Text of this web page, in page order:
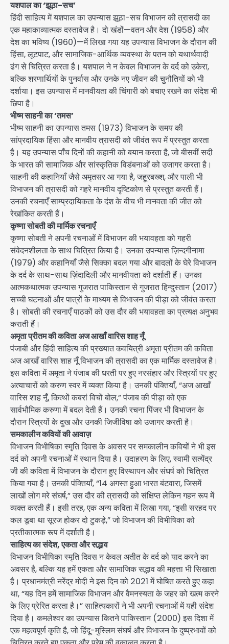
यशपाल का ‘झूठा-सच’
हिंदी साहित्य में यशपाल का उपन्यास झूठा-सच विभाजन की त्रासदी का
एक महाकाव्यात्मक दस्तावेज है। दो खंडों—वतन और देश (1958) और
देश का भविष्य (1960)—में लिखा गया यह उपन्यास विभाजन के दौरान की
हिंसा, लूटपाट, और सामाजिक-आर्थिक व्यवस्था के पतन को यथार्थवादी
ढंग से चित्रित करता है। यशपाल ने न केवल विभाजन के दर्द को उकेरा,
बल्कि शरणार्थियों के पुनर्वास और उनके नए जीवन की चुनौतियों को भी
दर्शाया। इस उपन्यास में मानवीयता की चिंगारी को बचाए रखने का संदेश भी
छिपा है।
भीष्म साहनी का ‘तमस’
भीष्म साहनी का उपन्यास तमस (1973) विभाजन के समय की
सांप्रदायिक हिंसा और मानवीय त्रासदी को जीवंत रूप में प्रस्तुत करता
है। यह उपन्यास पाँच दिनों की कहानी को बयान करता है, जो बीसवीं सदी
के भारत की सामाजिक और सांस्कृतिक विडंबनाओं को उजागर करता है।
साहनी की कहानियाँ जैसे अमृतसर आ गया है, जहूरबख्श, और पाली भी
विभाजन की त्रासदी को गहरे मानवीय दृष्टिकोण से प्रस्तुत करती हैं।
उनकी रचनाएँ साम्प्रदायिकता के दंश के बीच भी मानवता की जीत को
रेखांकित करती हैं।
कृष्णा सोबती की मार्मिक रचनाएँ
कृष्णा सोबती ने अपनी रचनाओं में विभाजन की भयावहता को गहरी
संवेदनशीलता के साथ चित्रित किया है। उनका उपन्यास ज़िन्दगीनामा
(1979) और कहानियाँ जैसे सिक्का बदल गया और बादलों के घेरे विभाजन
के दर्द के साथ-साथ ज़िंदादिली और मानवीयता को दर्शाती हैं। उनका
आत्मकथात्मक उपन्यास गुजरात पाकिस्तान से गुजरात हिन्दुस्तान (2017)
सच्ची घटनाओं और पात्रों के माध्यम से विभाजन की पीड़ा को जीवंत करता
है। सोबती की रचनाएँ पाठकों को उस दौर की भयावहता का प्रत्यक्ष अनुभव
कराती हैं।
अमृता प्रीतम की कविता अज आखाँ वारिस शाह नूँ
पंजाबी और हिंदी साहित्य की प्रख्यात कवयित्री अमृता प्रीतम की कविता
अज आखाँ वारिस शाह नूँ विभाजन की त्रासदी का एक मार्मिक दस्तावेज है।
इस कविता में अमृता ने पंजाब की धरती पर हुए नरसंहार और स्त्रियों पर हुए
अत्याचारों को करुण स्वर में व्यक्त किया है। उनकी पंक्तियाँ, “अज आखाँ
वारिस शाह नूँ, कित्थों कबरां विचों बोल,” पंजाब की पीड़ा को एक
सार्वभौमिक करुणा में बदल देती हैं। उनकी रचना पिंजर भी विभाजन के
दौरान स्त्रियों के दुख और उनकी जिजीविषा को उजागर करती है।
समकालीन कवियों की आवाज़
विभाजन विभीषिका स्मृति दिवस के अवसर पर समकालीन कवियों ने भी इस
दर्द को अपनी रचनाओं में स्थान दिया है। उदाहरण के लिए, स्वामी सत्येंद्र
जी की कविता में विभाजन के दौरान हुए विस्थापन और संघर्ष को चित्रित
किया गया है। उनकी पंक्तियाँ, “14 अगस्त हुआ भारत बंटवारा, जिसमें
लाखों लोग मरे संघर्ष,” उस दौर की त्रासदी को संक्षिप्त लेकिन गहन रूप में
व्यक्त करती हैं। इसी तरह, एक अन्य कविता में लिखा गया, “इसी सरहद पर
कल डूबा था सूरज होकर दो टुकड़े,” जो विभाजन की विभीषिका को
प्रतीकात्मक रूप में दर्शाती है।
साहित्य का संदेश, एकता और सद्भाव
विभाजन विभीषिका स्मृति दिवस न केवल अतीत के दर्द को याद करने का
अवसर है, बल्कि यह हमें एकता और सामाजिक सद्भाव की महत्ता भी सिखाता
है। प्रधानमंत्री नरेंद्र मोदी ने इस दिन को 2021 में घोषित करते हुए कहा
था, “यह दिन हमें सामाजिक विभाजन और वैमनस्यता के जहर को खत्म करने
के लिए प्रेरित करता है।” साहित्यकारों ने भी अपनी रचनाओं में यही संदेश
दिया है। कमलेश्वर का उपन्यास कितने पाकिस्तान (2000) इस दिशा में
एक महत्वपूर्ण कृति है, जो हिंदू-मुस्लिम संघर्ष और विभाजन के दुष्प्रभावों को